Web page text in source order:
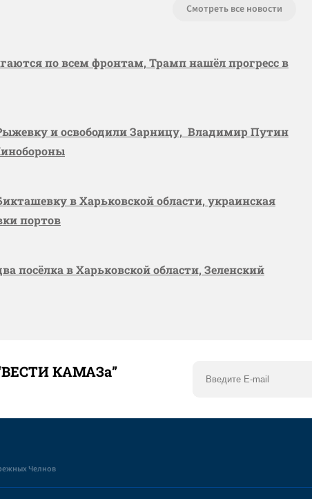
Смотреть все новости
по всем фронтам, Трамп нашёл прогресс в
и освободили Зарницу, Владимир Путин
в Харьковской области, украинская
портов
посёлка в Харьковской области, Зеленский
КАМАЗа”
Челнов